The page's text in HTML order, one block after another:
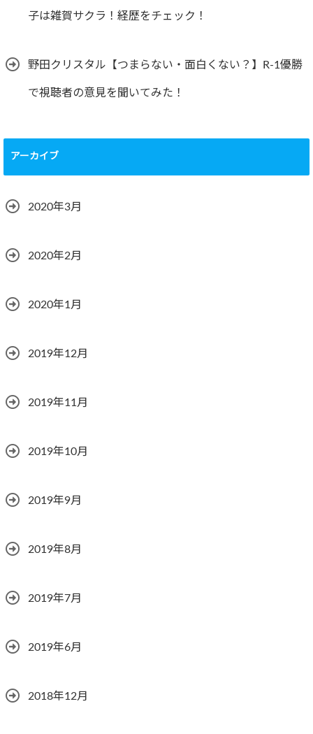
子は雑賀サクラ！経歴をチェック！
野田クリスタル【つまらない・面白くない？】R-1優勝
で視聴者の意見を聞いてみた！
アーカイブ
2020年3月
2020年2月
2020年1月
2019年12月
2019年11月
2019年10月
2019年9月
2019年8月
2019年7月
2019年6月
2018年12月